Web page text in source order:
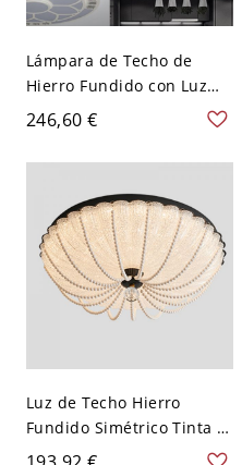
Lámpara de Techo de
Hierro Fundido con Luz
Fría, Pantalla PMMA
Blanca Simétrica de 1 Luz
para Sala, 110V-120V,
246,60 €
Luz de Techo Hierro
Fundido Simétrico Tinta 1
Luz Montaje Superficial,